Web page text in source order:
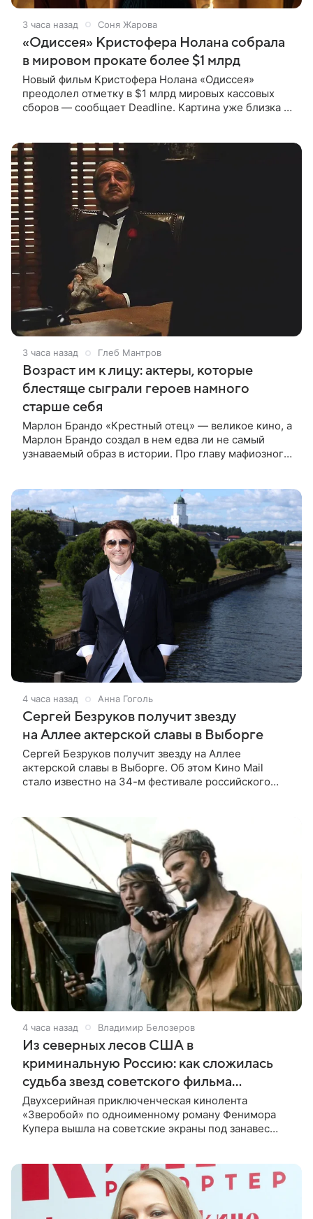
3 часа назад Соня Жарова
«Одиссея» Кристофера Нолана собрала
в мировом прокате более $1 млрд
Новый фильм Кристофера Нолана «Одиссея»
преодолел отметку в $1 млрд мировых кассовых
сборов — сообщает Deadline. Картина уже близка к
3 часа назад Глеб Мантров
Возраст им к лицу: актеры, которые
блестяще сыграли героев намного
старше себя
Марлон Брандо «Крестный отец» — великое кино, а
Марлон Брандо создал в нем едва ли не самый
узнаваемый образ в истории. Про главу мафиозного
4 часа назад Анна Гоголь
Сергей Безруков получит звезду
на Аллее актерской славы в Выборге
Сергей Безруков получит звезду на Аллее
актерской славы в Выборге. Об этом Кино Mail
стало известно на 34-м фестивале российского
4 часа назад Владимир Белозеров
Из северных лесов США в
криминальную Россию: как сложилась
судьба звезд советского фильма
«Зверобой»
Двухсерийная приключенческая кинолента
«Зверобой» по одноименному роману Фенимора
Купера вышла на советские экраны под занавес